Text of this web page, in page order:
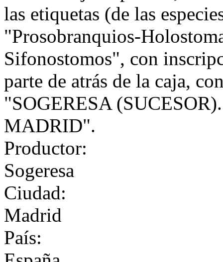
las etiquetas (de las
"Prosobranquios-
Sifonostomos", con
parte de atrás de la caja,
"SOGERESA
MADRID".
Productor:
Sogeresa
Ciudad:
Madrid
País: